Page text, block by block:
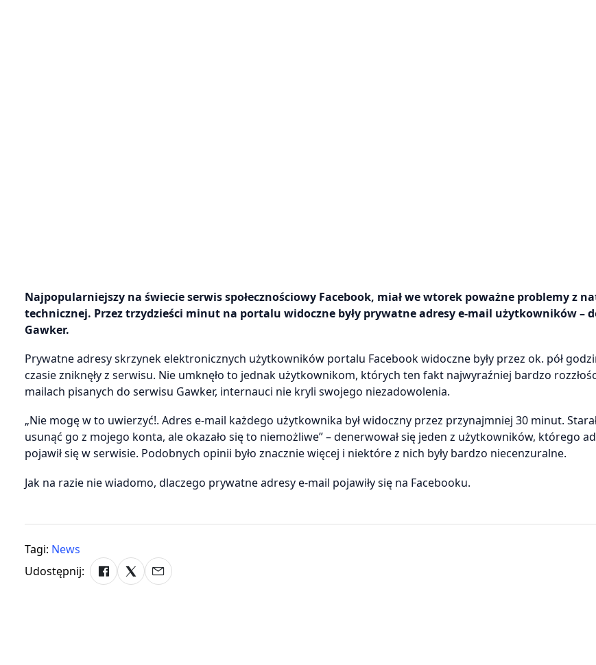
Najpopularniejszy na świecie serwis społecznościowy Facebook, miał we wtorek poważne problemy z
technicznej. Przez trzydzieści minut na portalu widoczne były prywatne adresy e-mail użytkowników –
Gawker.
Prywatne adresy skrzynek elektronicznych użytkowników portalu Facebook widoczne były przez ok. pół
czasie zniknęły z serwisu. Nie umknęło to jednak użytkownikom, których ten fakt najwyraźniej bardzo
mailach pisanych do serwisu Gawker, internauci nie kryli swojego niezadowolenia.
„Nie mogę w to uwierzyć!. Adres e-mail każdego użytkownika był widoczny przez przynajmniej 30 minut.
usunąć go z mojego konta, ale okazało się to niemożliwe” – denerwował się jeden z użytkowników, którego
pojawił się w serwisie. Podobnych opinii było znacznie więcej i niektóre z nich były bardzo niecenzuralne.
Jak na razie nie wiadomo, dlaczego prywatne adresy e-mail pojawiły się na Facebooku.
Tagi: News
Udostępnij: